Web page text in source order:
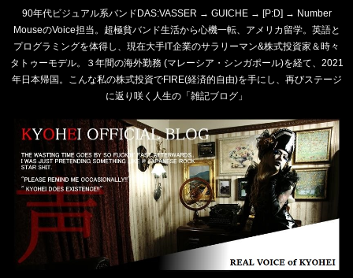
90年代ビジュアル系バンドDAS:VASSER → GUICHE → [P:D] → Number
MouseのVoice担当。超極貧バンド生活から心機一転、アメリカ留学。英語と
プログラミングを体得し、現在大手IT企業のサラリーマン&株式投資家＆時々
タトゥーモデル。３年間の海外勤務 (マレーシア・シンガポール)を経て、2021
年日本帰国。こんな私の株式投資でFIRE(経済的自由)を手にし、再びステージ
に返り咲く人生の「雑記ブログ」